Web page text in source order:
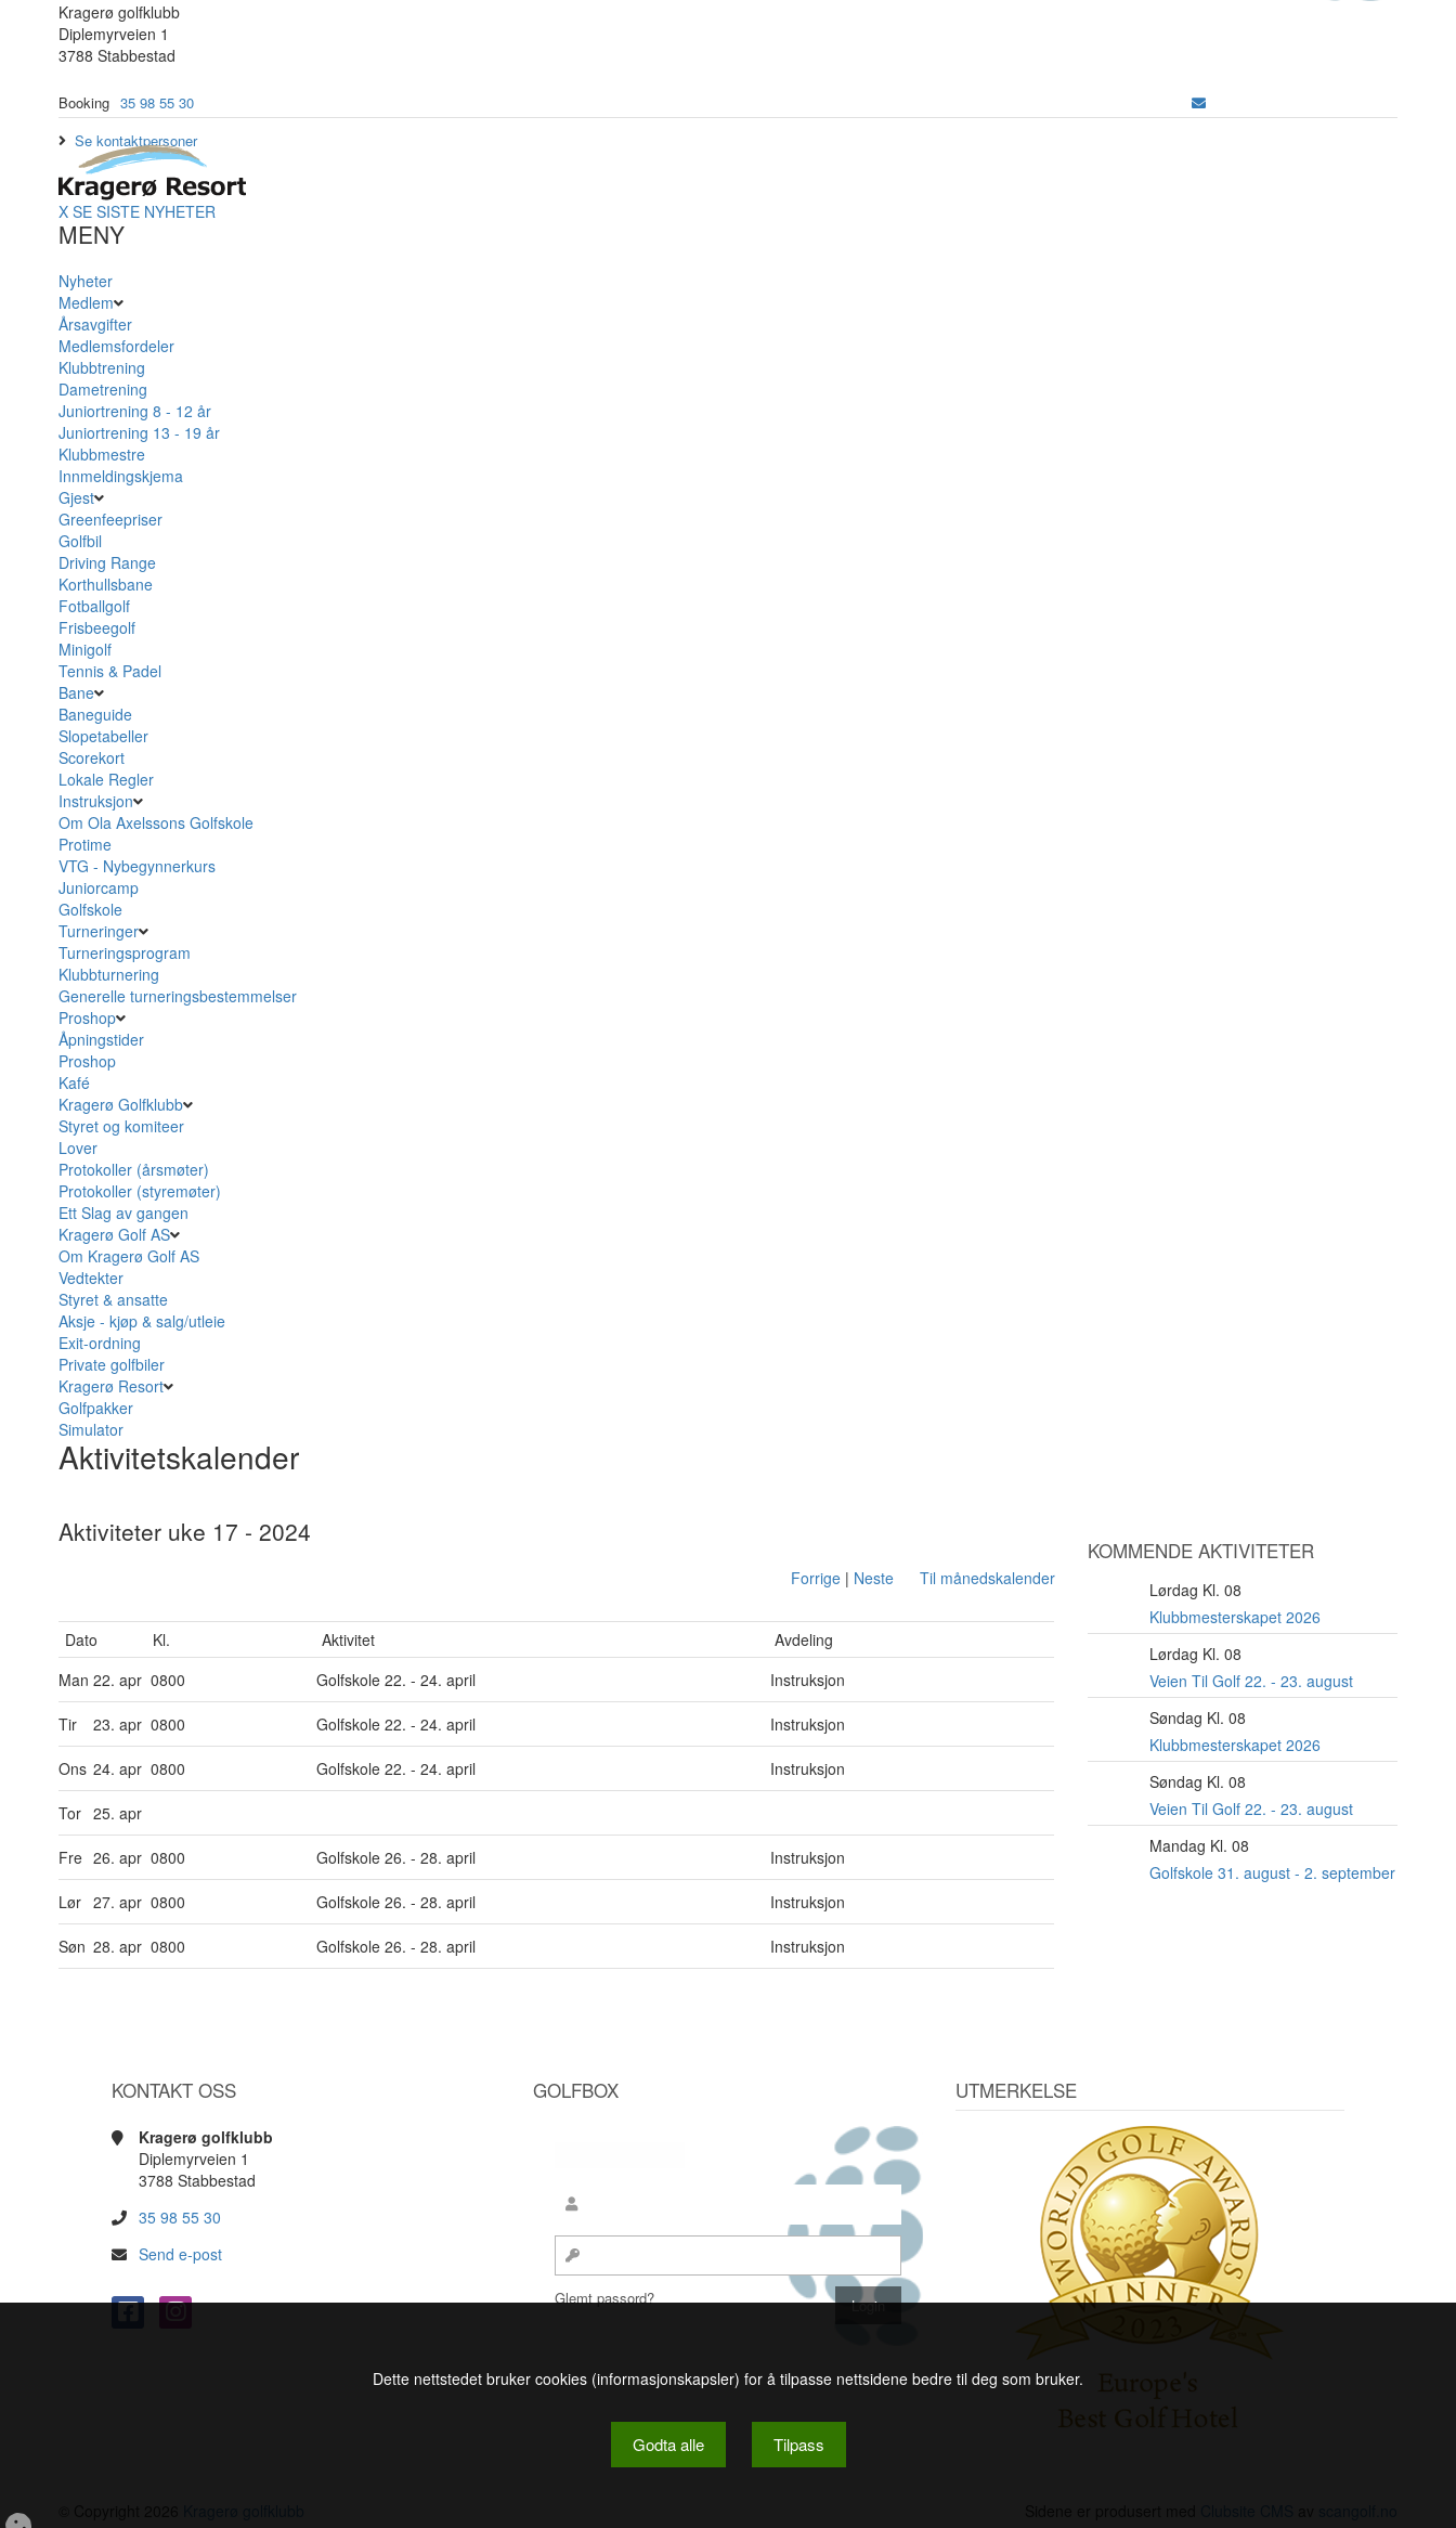
Kragerø golfklubb
Diplemyrveien 1
3788 Stabbestad
Booking 35 98 55 30
Se kontaktpersoner
X SE SISTE NYHETER
MENY
Nyheter
Medlem
Årsavgifter
Medlemsfordeler
Klubbtrening
Dametrening
Juniortrening 8 - 12 år
Juniortrening 13 - 19 år
Klubbmestre
Innmeldingskjema
Gjest
Greenfeepriser
Golfbil
Driving Range
Korthullsbane
Fotballgolf
Frisbeegolf
Minigolf
Tennis & Padel
Bane
Baneguide
Slopetabeller
Scorekort
Lokale Regler
Instruksjon
Om Ola Axelssons Golfskole
Protime
VTG - Nybegynnerkurs
Juniorcamp
Golfskole
Turneringer
Turneringsprogram
Klubbturnering
Generelle turneringsbestemmelser
Proshop
Åpningstider
Proshop
Kafé
Kragerø Golfklubb
Styret og komiteer
Lover
Protokoller (årsmøter)
Protokoller (styremøter)
Ett Slag av gangen
Kragerø Golf AS
Om Kragerø Golf AS
Vedtekter
Styret & ansatte
Aksje - kjøp & salg/utleie
Exit-ordning
Private golfbiler
Kragerø Resort
Golfpakker
Simulator
Aktivitetskalender
Aktiviteter uke 17 - 2024
Forrige| Neste Til månedskalender
Dato Kl. Aktivitet
Avdeling
Man 22. apr 0800 Golfskole 22. - 24. april Instruksjon
Tir 23. apr 0800 Golfskole 22. - 24. april Instruksjon
Ons 24. apr 0800 Golfskole 22. - 24. april Instruksjon
Tor 25. apr
Fre 26. apr 0800 Golfskole 26. - 28. april Instruksjon
Lør 27. apr 0800 Golfskole 26. - 28. april Instruksjon
Søn 28. apr 0800 Golfskole 26. - 28. april Instruksjon
KOMMENDE AKTIVITETER
Lørdag Kl. 08
Klubbmesterskapet 2026
Lørdag Kl. 08
Veien Til Golf 22. - 23. august
Søndag Kl. 08
Klubbmesterskapet 2026
Søndag Kl. 08
Veien Til Golf 22. - 23. august
Mandag Kl. 08
Golfskole 31. august - 2. september
KONTAKT OSS
Kragerø golfklubb
Diplemyrveien 1
3788 Stabbestad
35 98 55 30
Send e-post
GOLFBOX
Glemt passord?
UTMERKELSE
Dette nettstedet bruker cookies (informasjonskapsler) for å tilpasse nettsidene bedre til deg som bruker.
Godta alle Tilpass